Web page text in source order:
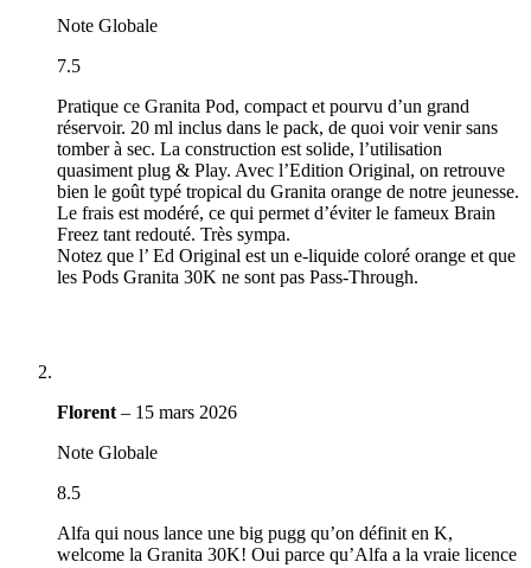
Note Globale
7.5
Pratique ce Granita Pod, compact et pourvu d’un grand
réservoir. 20 ml inclus dans le pack, de quoi voir venir sans
tomber à sec. La construction est solide, l’utilisation
quasiment plug & Play. Avec l’Edition Original, on retrouve
bien le goût typé tropical du Granita orange de notre jeunesse.
Le frais est modéré, ce qui permet d’éviter le fameux Brain
Freez tant redouté. Très sympa.
Notez que l’ Ed Original est un e-liquide coloré orange et que
les Pods Granita 30K ne sont pas Pass-Through.
Florent – 15 mars 2026
Note Globale
8.5
Alfa qui nous lance une big pugg qu’on définit en K,
welcome la Granita 30K! Oui parce qu’Alfa a la vraie licence